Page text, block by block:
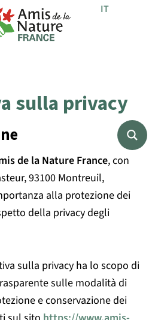
IT
ES
sulla privacy
de la Nature France, con
93100 Montreuil,
alla protezione dei
della privacy degli
sulla privacy ha lo scopo di
sulle modalità di
e conservazione dei